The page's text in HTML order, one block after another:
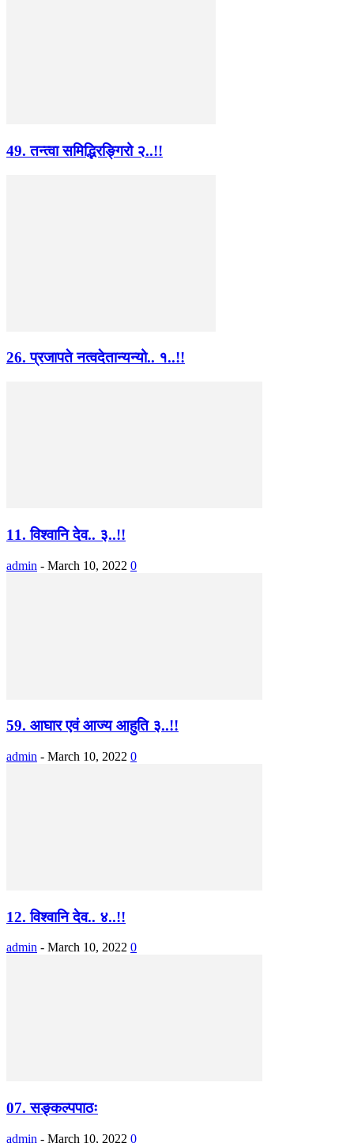
49. तन्त्वा समिद्भिरङ्गिरो २..!!
26. प्रजापते नत्वदेतान्यन्यो.. १..!!
11. विश्वानि देव.. ३..!!
admin - March 10, 2022 0
59. आघार एवं आज्य आहुति ३..!!
admin - March 10, 2022 0
12. विश्वानि देव.. ४..!!
admin - March 10, 2022 0
07. सङ्कल्पपाठः
admin - March 10, 2022 0